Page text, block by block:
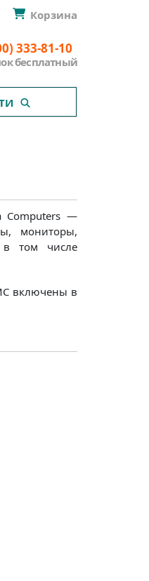
Корзина
333-81-10
бесплатный
Computers —
мониторы,
в том числе
включены в